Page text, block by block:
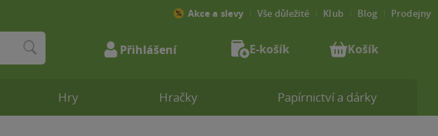
Hry Hračky Papírnictví a dárky
Akce a slevy Vše důležité Klub Blog Prodejny
Přihlášení E-košík Košík